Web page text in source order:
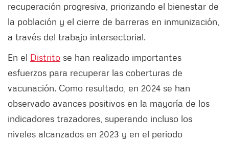
recuperación progresiva, priorizando el bienestar de
la población y el cierre de barreras en inmunización,
a través del trabajo intersectorial.
En el Distrito se han realizado importantes
esfuerzos para recuperar las coberturas de
vacunación. Como resultado, en 2024 se han
observado avances positivos en la mayoría de los
indicadores trazadores, superando incluso los
niveles alcanzados en 2023 y en el periodo